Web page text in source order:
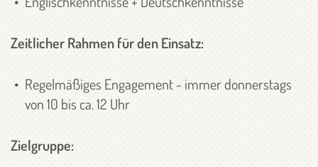
Zeitlicher Rahmen für den Einsatz:
Regelmäßiges Engagement - immer donnerstags
von 10 bis ca. 12 Uhr
Zielgruppe: